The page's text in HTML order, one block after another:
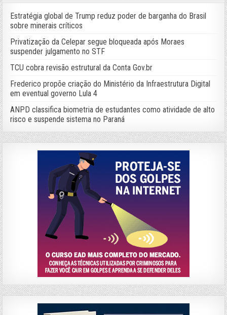
Estratégia global de Trump reduz poder de barganha do Brasil
sobre minerais críticos
Privatização da Celepar segue bloqueada após Moraes
suspender julgamento no STF
TCU cobra revisão estrutural da Conta Gov.br
Frederico propõe criação do Ministério da Infraestrutura Digital
em eventual governo Lula 4
ANPD classifica biometria de estudantes como atividade de alto
risco e suspende sistema no Paraná